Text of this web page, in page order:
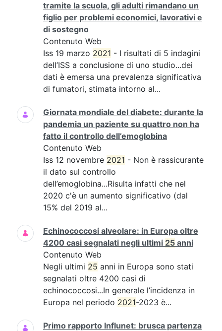
tramite la scuola, gli adulti rimandano un
figlio per problemi economici, lavorativi e
di sostegno
Contenuto Web
Iss 19 marzo 2021 - I risultati di 5 indagini
dell’ISS a conclusione di uno studio...dei
dati è emersa una prevalenza significativa
di fumatori, stimata intorno al...
Giornata mondiale del diabete: durante la
pandemia un paziente su quattro non ha
fatto il controllo dell’emoglobina
Contenuto Web
Iss 12 novembre 2021 - Non è rassicurante
il dato sul controllo
dell’emoglobina...Risulta infatti che nel
2020 c'è un aumento significativo (dal
15% del 2019 al...
Echinococcosi alveolare: in Europa oltre
4200 casi segnalati negli ultimi 25 anni
Contenuto Web
Negli ultimi 25 anni in Europa sono stati
segnalati oltre 4200 casi di
echinococcosi...In generale l’incidenza in
Europa nel periodo 2021-2023 è...
Primo rapporto Influnet: brusca partenza